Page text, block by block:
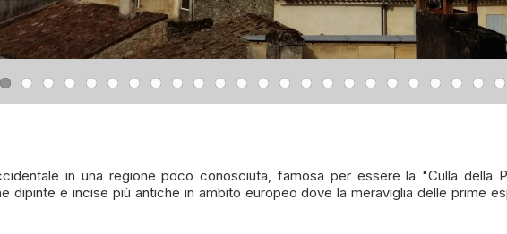
in una regione poco conosciuta, famosa per essere la "Culla della
dipinte e incise più antiche in ambito europeo dove la meraviglia delle prime